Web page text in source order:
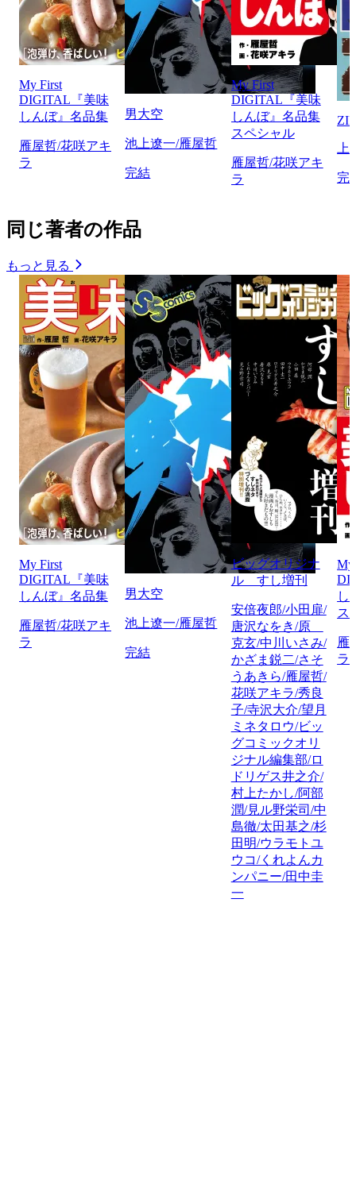
My First
DIGITAL『美味
しんぼ』名品集
雁屋哲/花咲アキ
ラ
男大空
池上遼一/雁屋哲
完結
My First
DIGITAL『美味
しんぼ』名品集
スペシャル
雁屋哲/花咲アキ
ラ
完
同じ著者の作品
もっと見る
My First
DIGITAL『美味
しんぼ』名品集
雁屋哲/花咲アキ
ラ
男大空
池上遼一/雁屋哲
完結
ビッグオリジナ
ル すし増刊
安倍夜郎/小田扉/
唐沢なをき/原
克玄/中川いさみ/
かざま鋭二/さそ
うあきら/雁屋哲/
花咲アキラ/秀良
子/寺沢大介/望月
ミネタロウ/ビッ
グコミックオリ
ジナル編集部/ロ
ドリゲス井之介/
村上たかし/阿部
潤/見ル野栄司/中
島徹/太田基之/杉
田明/ウラモトユ
ウコ/くれよんカ
ンパニー/田中圭
一
My
し
ス
雁
ラ